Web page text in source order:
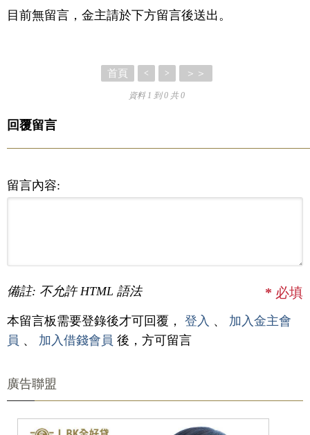
目前無留言，金主請於下方留言後送出。
首頁 < > ＞＞
資料 1 到 0 共 0
回覆留言
留言內容:
備註: 不允許 HTML 語法 * 必填
本留言板需要登錄後才可回覆， 登入 、 加入金主會
員 、 加入借錢會員 後，方可留言
廣告聯盟